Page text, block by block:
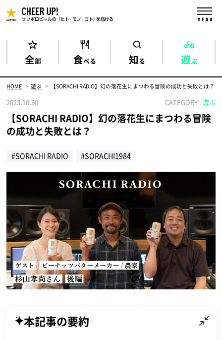
全部 食べる 知る 遊ぶ
HOME 遊ぶ 【SORACHI RADIO】幻の落花生にまつわる冒険の成功と失敗とは？
2023.10.30 CATEGORY : 遊ぶ
【SORACHI RADIO】幻の落花生にまつわる冒険
の成功と失敗とは？
#SORACHI RADIO #SORACHI1984
本記事の要約